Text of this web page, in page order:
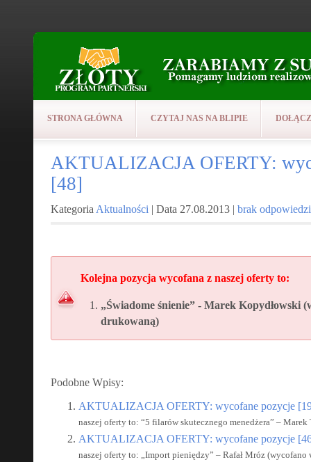
STRONA GŁÓWNA CZYTAJ NAS NA BLIPIE
AKTUALIZACJA OFERTY:
[48]
Kategoria Aktualności | Data 27.08.2013 | brak odpowiedzi
Kolejna pozycja wycofana z naszej oferty to:
„Świadome śnienie” - Marek Kopydłowski
drukowaną)
Podobne Wpisy:
AKTUALIZACJA OFERTY: wycofane pozycje
naszej oferty to: “5 filarów skutecznego menedżera” –
AKTUALIZACJA OFERTY: wycofane pozycje
naszej oferty to: „Import pieniędzy” – Rafał Mróz (wycofano